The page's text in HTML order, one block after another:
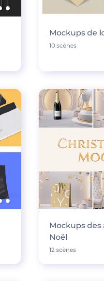
Mockups de
10 scènes
Mockups des
Noël
12 scènes